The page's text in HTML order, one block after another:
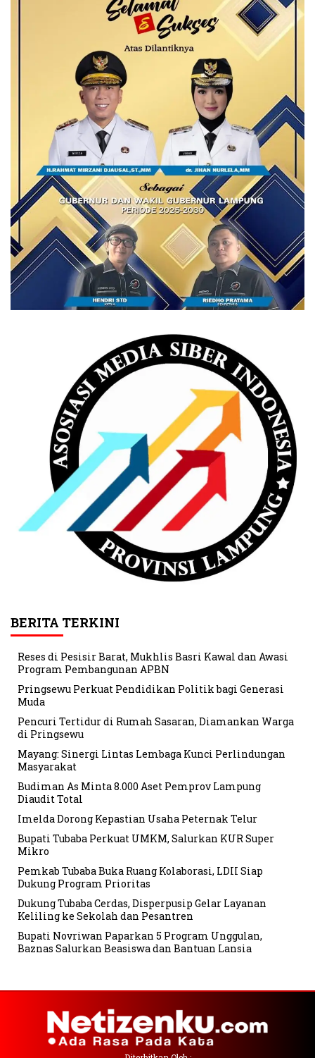
BERITA TERKINI
Reses di Pesisir Barat, Mukhlis Basri Kawal dan Awasi
Program Pembangunan APBN
Pringsewu Perkuat Pendidikan Politik bagi Generasi
Muda
Pencuri Tertidur di Rumah Sasaran, Diamankan Warga
di Pringsewu
Mayang: Sinergi Lintas Lembaga Kunci Perlindungan
Masyarakat
Budiman As Minta 8.000 Aset Pemprov Lampung
Diaudit Total
Imelda Dorong Kepastian Usaha Peternak Telur
Bupati Tubaba Perkuat UMKM, Salurkan KUR Super
Mikro
Pemkab Tubaba Buka Ruang Kolaborasi, LDII Siap
Dukung Program Prioritas
Dukung Tubaba Cerdas, Disperpusip Gelar Layanan
Keliling ke Sekolah dan Pesantren
Bupati Novriwan Paparkan 5 Program Unggulan,
Baznas Salurkan Beasiswa dan Bantuan Lansia